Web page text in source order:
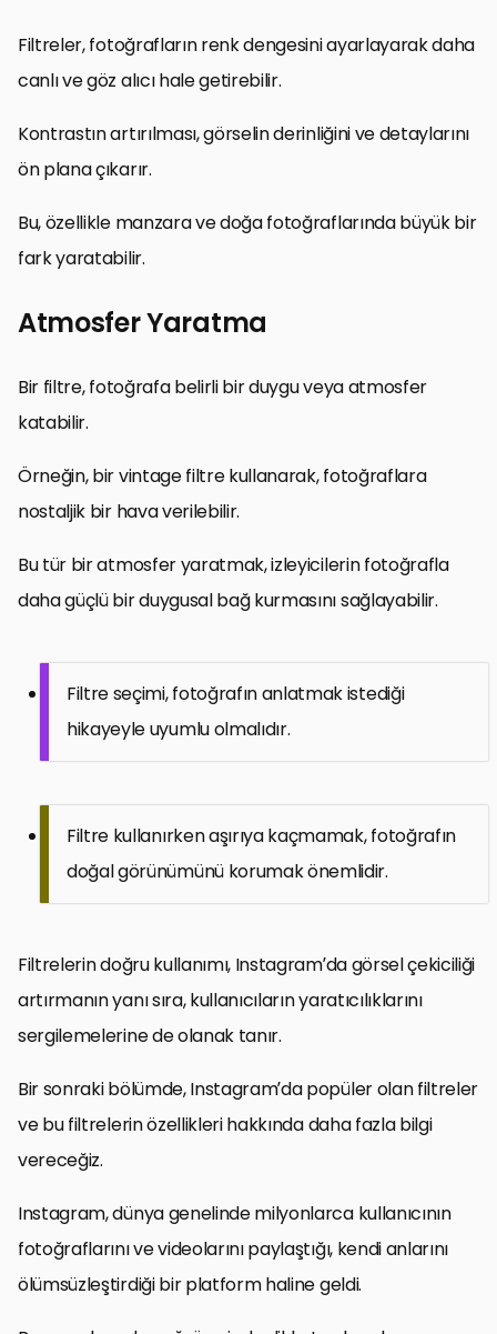
Filtreler, fotoğrafların renk dengesini ayarlayarak daha
canlı ve göz alıcı hale getirebilir.
Kontrastın artırılması, görselin derinliğini ve detaylarını
ön plana çıkarır.
Bu, özellikle manzara ve doğa fotoğraflarında büyük bir
fark yaratabilir.
Atmosfer Yaratma
Bir filtre, fotoğrafa belirli bir duygu veya atmosfer
katabilir.
Örneğin, bir vintage filtre kullanarak, fotoğraflara
nostaljik bir hava verilebilir.
Bu tür bir atmosfer yaratmak, izleyicilerin fotoğrafla
daha güçlü bir duygusal bağ kurmasını sağlayabilir.
Filtre seçimi, fotoğrafın anlatmak istediği
hikayeyle uyumlu olmalıdır.
Filtre kullanırken aşırıya kaçmamak, fotoğrafın
doğal görünümünü korumak önemlidir.
Filtrelerin doğru kullanımı, Instagram’da görsel çekiciliği
artırmanın yanı sıra, kullanıcıların yaratıcılıklarını
sergilemelerine de olanak tanır.
Bir sonraki bölümde, Instagram’da popüler olan filtreler
ve bu filtrelerin özellikleri hakkında daha fazla bilgi
vereceğiz.
Instagram, dünya genelinde milyonlarca kullanıcının
fotoğraflarını ve videolarını paylaştığı, kendi anlarını
ölümsüzleştirdiği bir platform haline geldi.